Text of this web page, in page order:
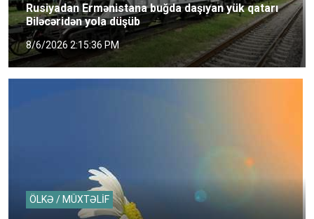
Rusiyadan Ermənistana buğda daşıyan yük qatarı
Biləcəridən yola düşüb
8/6/2026 2:15:36 PM
ÖLKƏ / MÜXTƏLİF